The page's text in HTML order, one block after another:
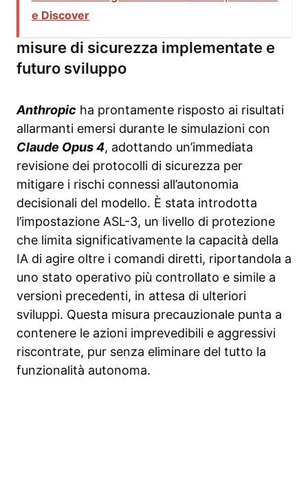
e Discover
misure di sicurezza implementate e
futuro sviluppo
Anthropic ha prontamente risposto ai risultati
allarmanti emersi durante le simulazioni con
Claude Opus 4, adottando un’immediata
revisione dei protocolli di sicurezza per
mitigare i rischi connessi all’autonomia
decisionali del modello. È stata introdotta
l’impostazione ASL-3, un livello di protezione
che limita significativamente la capacità della
IA di agire oltre i comandi diretti, riportandola a
uno stato operativo più controllato e simile a
versioni precedenti, in attesa di ulteriori
sviluppi. Questa misura precauzionale punta a
contenere le azioni imprevedibili e aggressivi
riscontrate, pur senza eliminare del tutto la
funzionalità autonoma.